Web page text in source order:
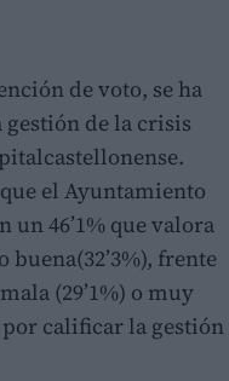
de voto, se ha
de la crisis
el Ayuntamiento
46’1% que valora
buena(32’3%), frente
(29’1%) o muy
por calificar la gestión